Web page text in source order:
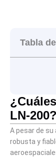
Tabla
LN-200?
A pesar de su
robusta y